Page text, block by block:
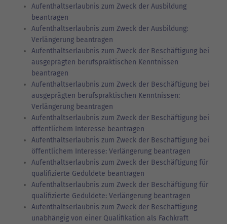
Aufenthaltserlaubnis zum Zweck der Ausbildung
beantragen
Aufenthaltserlaubnis zum Zweck der Ausbildung:
Verlängerung beantragen
Aufenthaltserlaubnis zum Zweck der Beschäftigung bei
ausgeprägten berufspraktischen Kenntnissen
beantragen
Aufenthaltserlaubnis zum Zweck der Beschäftigung bei
ausgeprägten berufspraktischen Kenntnissen:
Verlängerung beantragen
Aufenthaltserlaubnis zum Zweck der Beschäftigung bei
öffentlichem Interesse beantragen
Aufenthaltserlaubnis zum Zweck der Beschäftigung bei
öffentlichem Interesse: Verlängerung beantragen
Aufenthaltserlaubnis zum Zweck der Beschäftigung für
qualifizierte Geduldete beantragen
Aufenthaltserlaubnis zum Zweck der Beschäftigung für
qualifizierte Geduldete: Verlängerung beantragen
Aufenthaltserlaubnis zum Zweck der Beschäftigung
unabhängig von einer Qualifikation als Fachkraft